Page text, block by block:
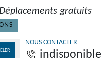
gratuits
NOUS CONTACTER
indisponible